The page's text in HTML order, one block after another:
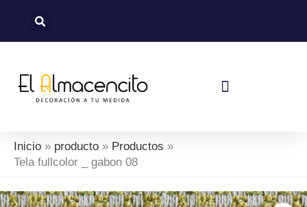
Inicio producto
Productos
Tela fullcolor _ gabon 08